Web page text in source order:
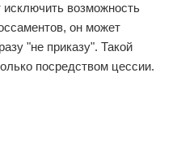
возможность
он может
"не приказу". Такой
посредством цессии.